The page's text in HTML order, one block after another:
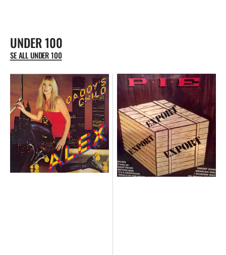
UNDER 100
SE ALL UNDER 100
"Daddy's
Child"
"Export"